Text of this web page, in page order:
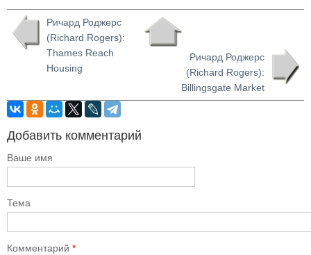
Ричард Роджерс
(Richard Rogers):
Thames Reach
Housing
Ричард Роджерс
(Richard Rogers):
Billingsgate Market
Добавить комментарий
Ваше имя
Тема
Комментарий *